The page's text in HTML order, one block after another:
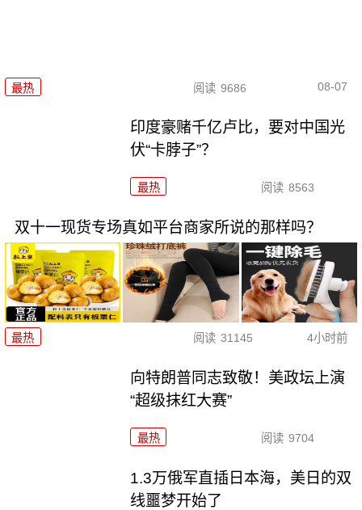
最热 阅读 9686 08-07
印度豪赌千亿卢比，要对中国光
伏“卡脖子”？
最热 阅读 8563
双十一现货专场真如平台商家所说的那样吗？
最热 阅读 31145 4小时前
向特朗普同志致敬！美政坛上演
“超级抹红大赛”
最热 阅读 9704
1.3万俄军直插日本海，美日的双
线噩梦开始了